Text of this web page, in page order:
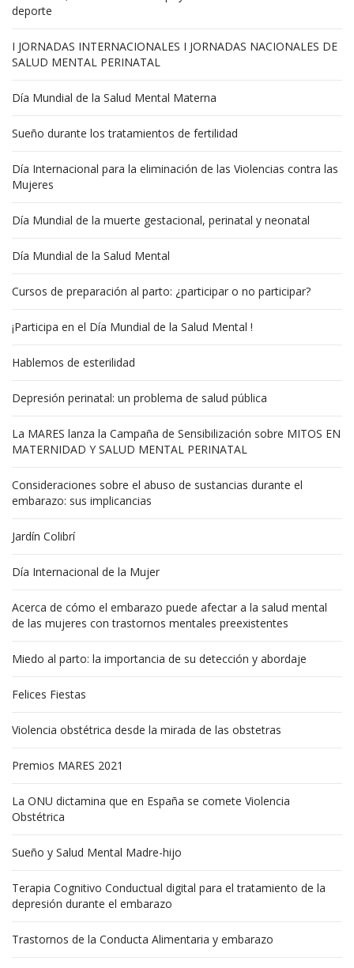
deporte
I JORNADAS INTERNACIONALES I JORNADAS NACIONALES DE
SALUD MENTAL PERINATAL
Día Mundial de la Salud Mental Materna
Sueño durante los tratamientos de fertilidad
Día Internacional para la eliminación de las Violencias contra las
Mujeres
Día Mundial de la muerte gestacional, perinatal y neonatal
Día Mundial de la Salud Mental
Cursos de preparación al parto: ¿participar o no participar?
¡Participa en el Día Mundial de la Salud Mental !
Hablemos de esterilidad
Depresión perinatal: un problema de salud pública
La MARES lanza la Campaña de Sensibilización sobre MITOS EN
MATERNIDAD Y SALUD MENTAL PERINATAL
Consideraciones sobre el abuso de sustancias durante el
embarazo: sus implicancias
Jardín Colibrí
Día Internacional de la Mujer
Acerca de cómo el embarazo puede afectar a la salud mental
de las mujeres con trastornos mentales preexistentes
Miedo al parto: la importancia de su detección y abordaje
Felices Fiestas
Violencia obstétrica desde la mirada de las obstetras
Premios MARES 2021
La ONU dictamina que en España se comete Violencia
Obstétrica
Sueño y Salud Mental Madre-hijo
Terapia Cognitivo Conductual digital para el tratamiento de la
depresión durante el embarazo
Trastornos de la Conducta Alimentaria y embarazo